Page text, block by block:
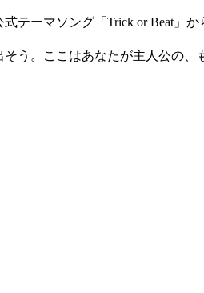
テーマソング「Trick or Beat」か
う。ここはあなたが主人公の、